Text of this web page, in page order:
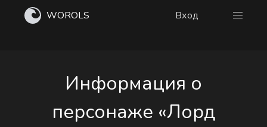
WOROLS Вход
Информация о
персонаже «Лорд